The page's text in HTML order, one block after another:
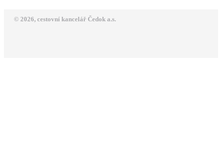
© 2026, cestovní kancelář Čedok a.s.